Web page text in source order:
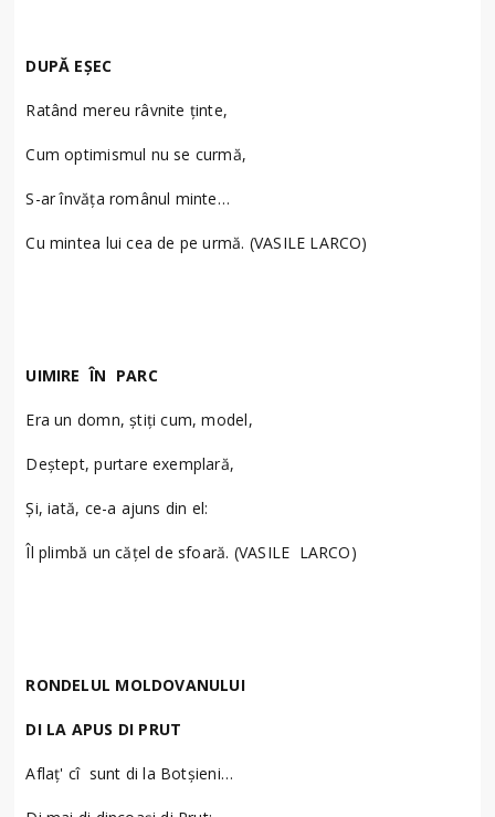
DUPĂ EȘEC
Ratând mereu râvnite ţinte,
Cum optimismul nu se curmă,
S-ar învăţa românul minte…
Cu mintea lui cea de pe urmă. (VASILE LARCO)
UIMIRE ÎN PARC
Era un domn, ştiţi cum, model,
Deştept, purtare exemplară,
Şi, iată, ce-a ajuns din el:
Îl plimbă un căţel de sfoară. (VASILE LARCO)
RONDELUL MOLDOVANULUI
DI LA APUS DI PRUT
Aflaţ' cî sunt di la Botșieni…